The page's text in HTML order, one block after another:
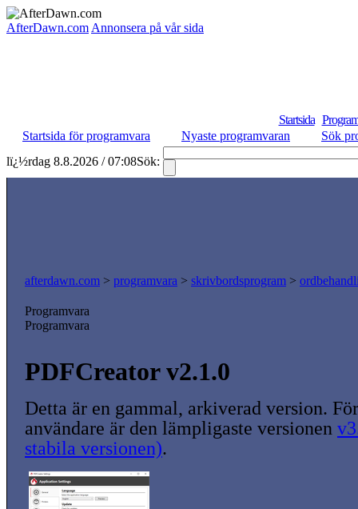
AfterDawn.com Annonsera på vår sida
Startsida
Startsida för programvara
Nyaste programvaran
Sök
lï¿½rdag 8.8.2026 / 07:08Sök:
afterdawn.com > programvara > skrivbordsprogram >
Programvara
Programvara
PDFCreator v2.1.0
Detta är en gammal, arkiverad version.
användare är den lämpligaste versionen
stabila versionen).